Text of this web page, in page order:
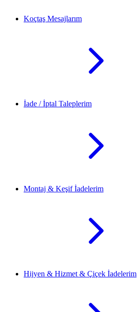
Koçtaş Mesajlarım
İade / İptal Taleplerim
Montaj & Keşif İadelerim
Hijyen & Hizmet & Çiçek İadelerim